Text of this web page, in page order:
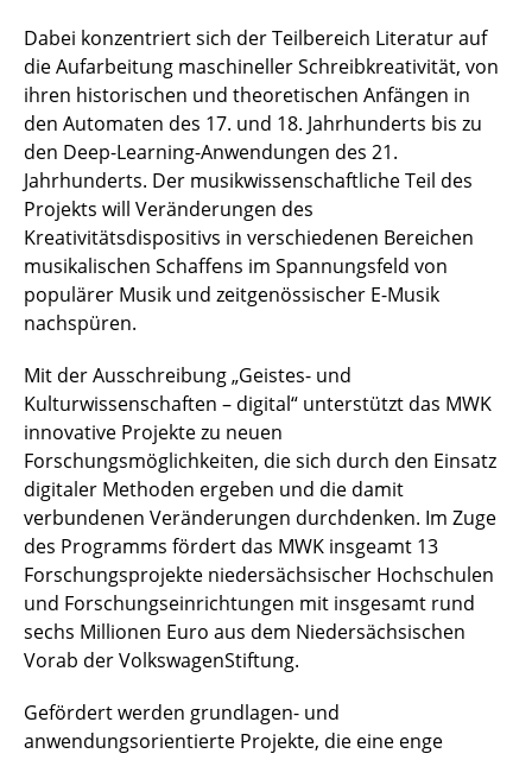
Dabei konzentriert sich der Teilbereich Literatur auf
die Aufarbeitung maschineller Schreibkreativität, von
ihren historischen und theoretischen Anfängen in
den Automaten des 17. und 18. Jahrhunderts bis zu
den Deep-Learning-Anwendungen des 21.
Jahrhunderts. Der musikwissenschaftliche Teil des
Projekts will Veränderungen des
Kreativitätsdispositivs in verschiedenen Bereichen
musikalischen Schaffens im Spannungsfeld von
populärer Musik und zeitgenössischer E-Musik
nachspüren.
Mit der Ausschreibung „Geistes- und
Kulturwissenschaften – digital“ unterstützt das MWK
innovative Projekte zu neuen
Forschungsmöglichkeiten, die sich durch den Einsatz
digitaler Methoden ergeben und die damit
verbundenen Veränderungen durchdenken. Im Zuge
des Programms fördert das MWK insgeamt 13
Forschungsprojekte niedersächsischer Hochschulen
und Forschungseinrichtungen mit insgesamt rund
sechs Millionen Euro aus dem Niedersächsischen
Vorab der VolkswagenStiftung.
Gefördert werden grundlagen- und
anwendungsorientierte Projekte, die eine enge